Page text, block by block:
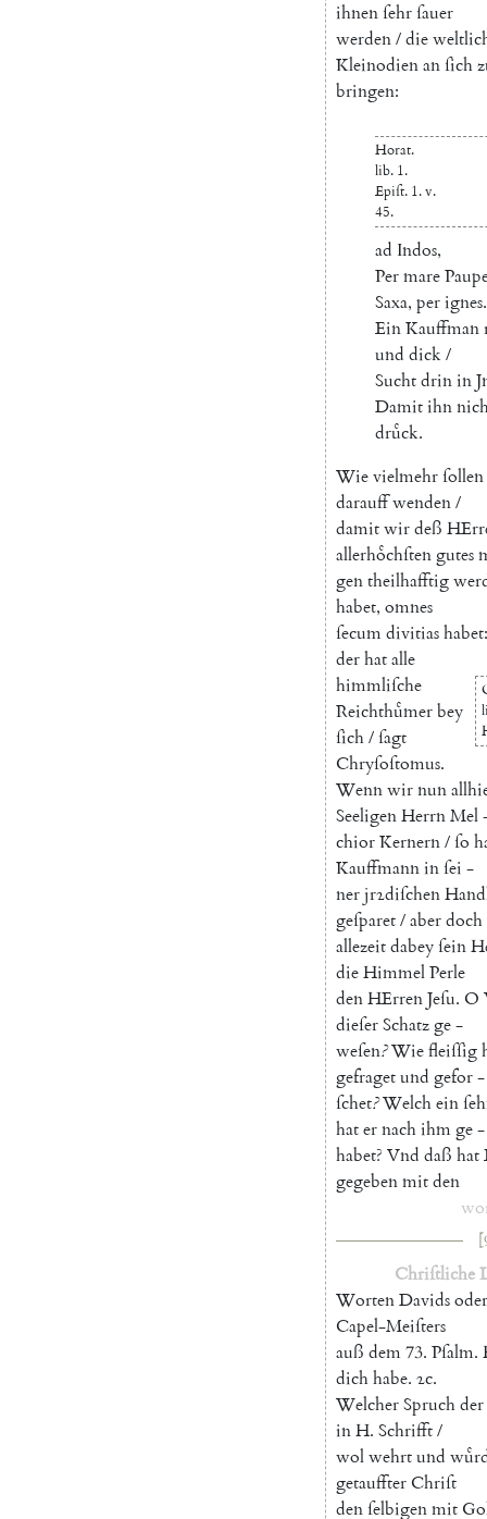
ihnenſehrſauer
werden/die
Kleinodienanſich
bringen:
Horat.
lib. 1.
Epiſt. 1.v.
45.
ad Indos,
Permare
Saxa, perignes.
EinKauffman
und dick/
Suchtdrinin
Damitihn
druͤck.
Wievielmehrſollen
darauffwenden/
damitwirdeß
allerhoͤchſtengutes
gentheilhafftig
habet, omnes
ſecumdivitiashabet:
derhatalle
himmliſche
Reichthuͤmerbey
ſich/ſagt
Chryſoſtomus.
Wennwirnun
SeeligenHerrnMel
chiorKernern/ſo
Kauffmanninſei -
nerjrꝛdiſchen
geſparet/aberdoch
allezeitdabeyſein
dieHimmelPerle
denHErrenJeſu. O
dieſerSchatzge-
weſen?Wiefleiſſig
gefragetund gefor-
ſchet?Welchein
haternachihmge-
habet? Vnd daß hat
gegebenmitden
Chriſtliche
WortenDavidsoder
Capel-Meiſters
auß dem73. Pſalm.
dichhabe. ꝛc.
WelcherSpruchder
inH. Schrifft/
wolwehrtund
getauffterChriſt
denſelbigenmit